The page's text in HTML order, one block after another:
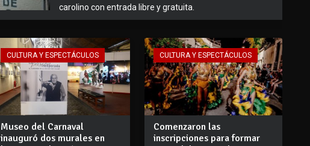
carolino con entrada libre y gratuita.
CULTURA Y ESPECTÁCULOS
Museo del Carnaval
inauguró dos murales en
CULTURA Y ESPECTÁCULOS
Comenzaron las
inscripciones para formar